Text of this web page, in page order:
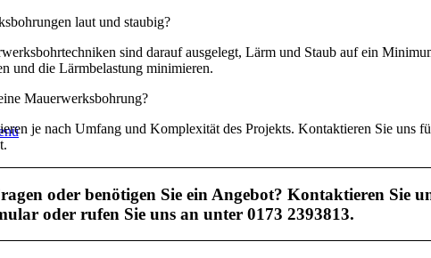
laut und staubig?
sind darauf ausgelegt, Lärm und Staub auf ein
und die Lärmbelastung minimieren.
Mauerwerksbohrung?
je nach Umfang und Komplexität des Projekts. Kontaktieren Sie uns
oder benötigen Sie ein Angebot? Kontaktieren Sie
oder rufen Sie uns an unter 0173 2393813.